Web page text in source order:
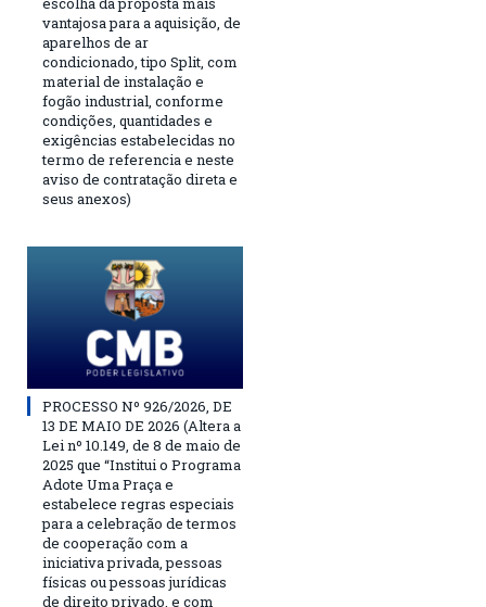
vantajosa para a aquisição, de
aparelhos de ar
condicionado, tipo Split, com
material de instalação e
fogão industrial, conforme
condições, quantidades e
exigências estabelecidas no
termo de referencia e neste
aviso de contratação direta e
seus anexos)
PROCESSO Nº 926/2026, DE
13 DE MAIO DE 2026 (Altera a
Lei nº 10.149, de 8 de maio de
2025 que “Institui o Programa
Adote Uma Praça e
estabelece regras especiais
para a celebração de termos
de cooperação com a
iniciativa privada, pessoas
físicas ou pessoas jurídicas
de direito privado, e com